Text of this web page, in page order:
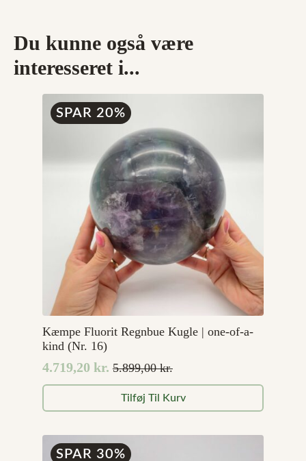
Du kunne også være
interesseret i...
SPAR 20%
Kæmpe Fluorit Regnbue Kugle | one-of-a-
kind (Nr. 16)
5.899,00kr.
Den
oprindelige
pris
5.899,00 kr..
4.719,20 kr.
Den
aktuelle
pris
4.719,20 kr..
Tilføj Til Kurv
SPAR 30%